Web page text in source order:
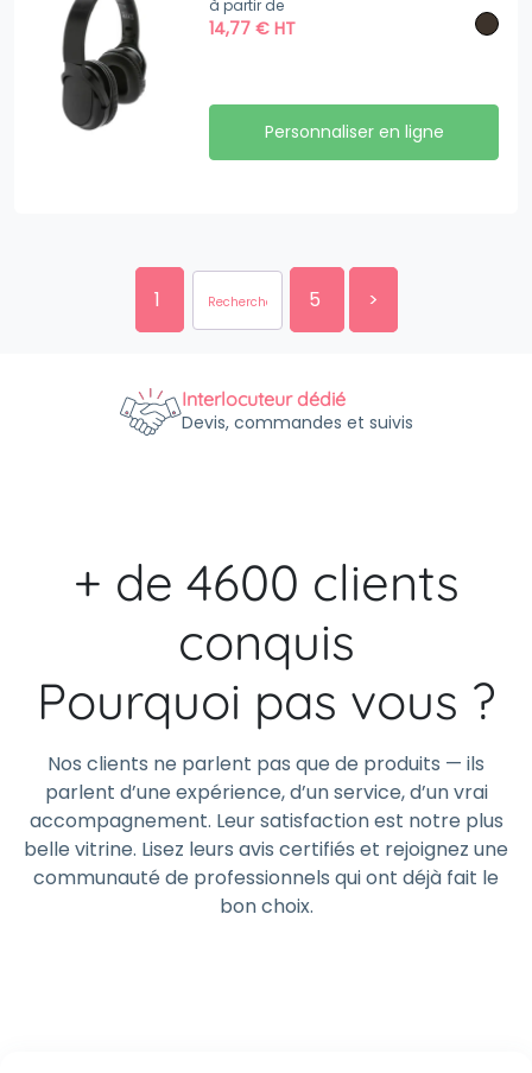
à partir de
14,77€ HT
Personnaliser en ligne
1 5 >
Interlocuteur dédié
Devis, commandes et suivis
+ de 4600 clients
conquis
Pourquoi pas vous ?
Nos clients ne parlent pas que de produits — ils
parlent d’une expérience, d’un service, d’un vrai
accompagnement. Leur satisfaction est notre plus
belle vitrine. Lisez leurs avis certifiés et rejoignez une
communauté de professionnels qui ont déjà fait le
bon choix.